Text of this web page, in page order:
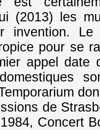
(2013) les
invention.
pour se
appel date
de
Concert